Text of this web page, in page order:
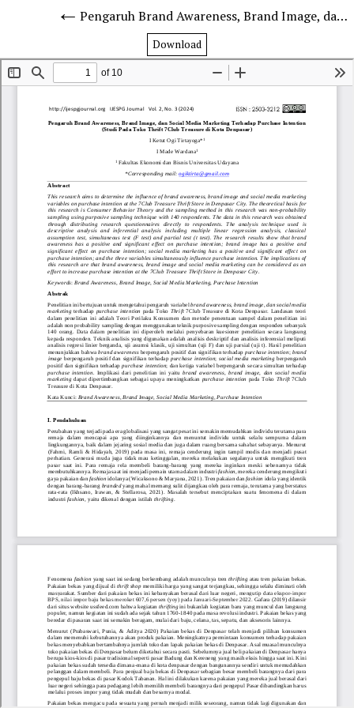
Pengaruh Brand Awareness, Brand Image, dan Social Media Marketing Terhadap Purchase Intention (Studi Pada Toko Thrift 7Club Treasure di Kota Denpasar)
Download